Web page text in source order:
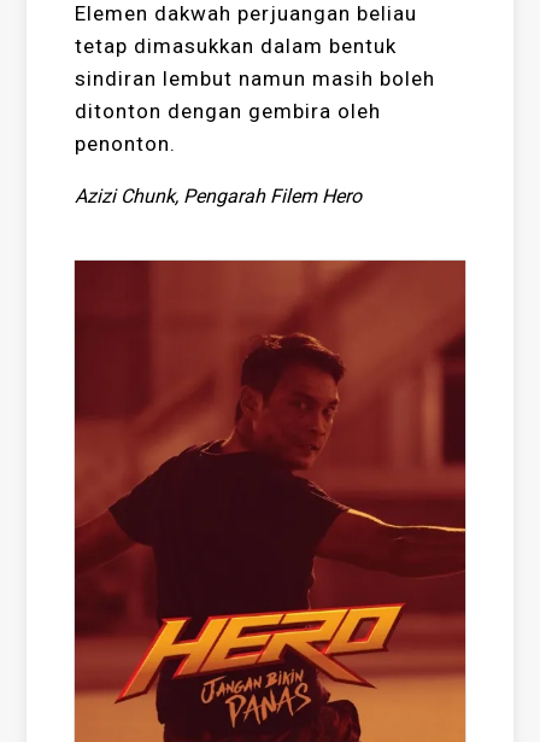
Elemen dakwah perjuangan beliau
tetap dimasukkan dalam bentuk
sindiran lembut namun masih boleh
ditonton dengan gembira oleh
penonton.
Azizi Chunk, Pengarah Filem Hero